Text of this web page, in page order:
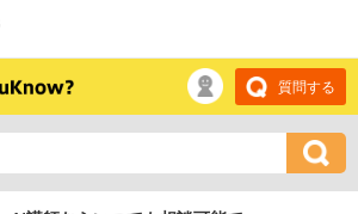
質問する